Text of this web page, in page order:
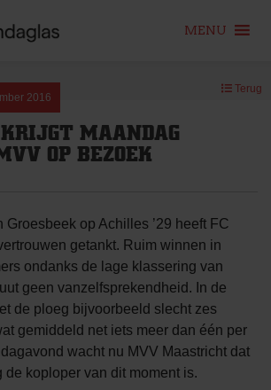
MENU
2016
Terug
MAANDAG
OP BEZOEK
Groesbeek op Achilles ’29 heeft FC
getankt. Ruim winnen in
ondanks de lage klassering van
geen vanzelfsprekendheid. In de
de ploeg bijvoorbeeld slecht zes
gemiddeld net iets meer dan één per
wacht nu MVV Maastricht dat
de koploper van dit moment is.